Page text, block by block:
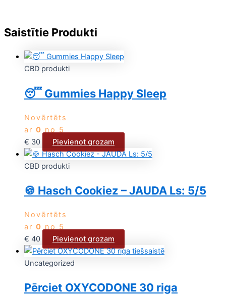
Saistītie Produkti
CBD produkti
😴 Gummies Happy Sleep
Novērtēts
ar 0 no 5
€ 30 Pievienot grozam
CBD produkti
🍪 Hasch Cookiez – JAUDA Ls: 5/5
Novērtēts
ar 0 no 5
€ 40 Pievienot grozam
Uncategorized
Pērciet OXYCODONE 30 riga